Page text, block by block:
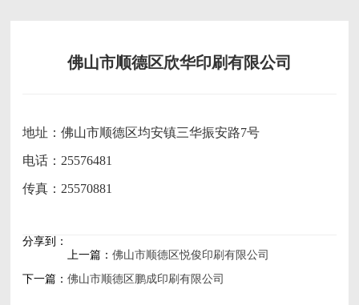
佛山市顺德区欣华印刷有限公司
地址：佛山市顺德区均安镇三华振安路7号
电话：25576481
传真：25570881
分享到：
上一篇： 佛山市顺德区悦俊印刷有限公司
下一篇： 佛山市顺德区鹏成印刷有限公司